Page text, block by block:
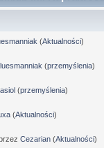
(Aktualności)
(przemyślenia)
(przemyślenia)
(Aktualności)
Cezarian(Aktualności)